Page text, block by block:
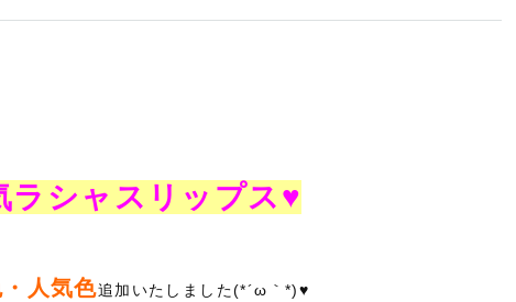
ラシャスリップス♥
人気色追加いたしました(*´ω｀*)♥